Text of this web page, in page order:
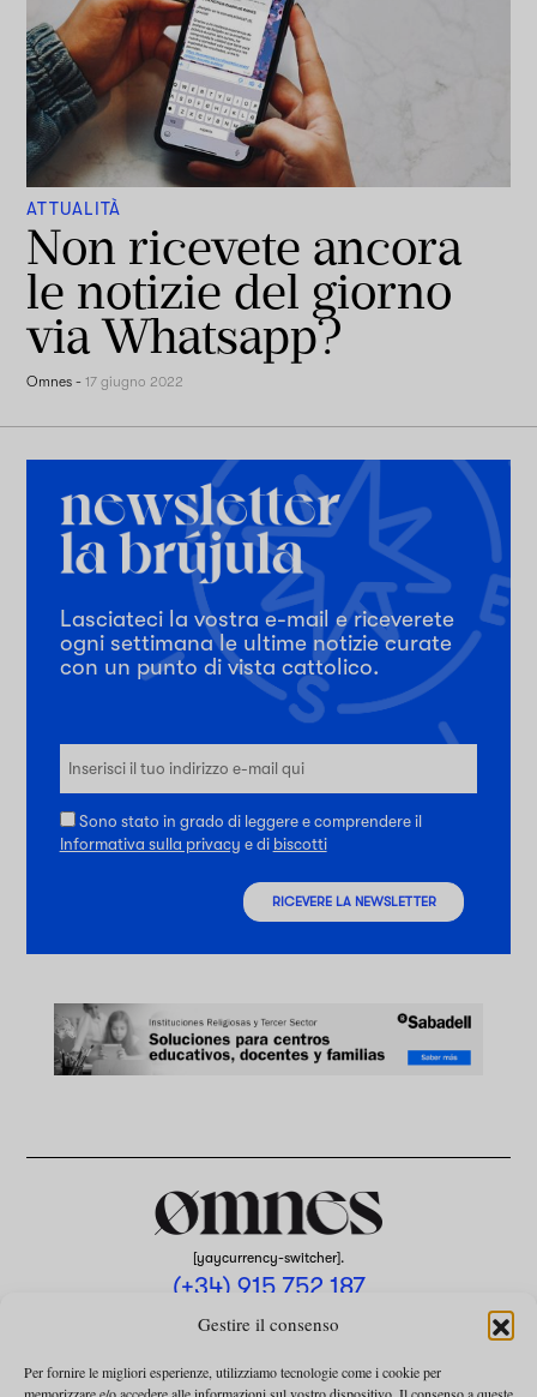
Gestire il consenso
Per fornire le migliori esperienze, utilizziamo tecnologie come i cookie per
ATTUALITÀ
Non ricevete ancora
le notizie del giorno
via Whatsapp?
Omnes -17 giugno 2022
Lasciateci la vostra e-mail e riceverete
ogni settimana le ultime notizie curate
con un punto di vista cattolico.
Sono stato in grado di leggere e comprendere il
Informativa sulla privacy e di biscotti
RICEVERE LA NEWSLETTER
[yaycurrency-switcher].
(+34) 915 752 187
omnes@omnesmag.com